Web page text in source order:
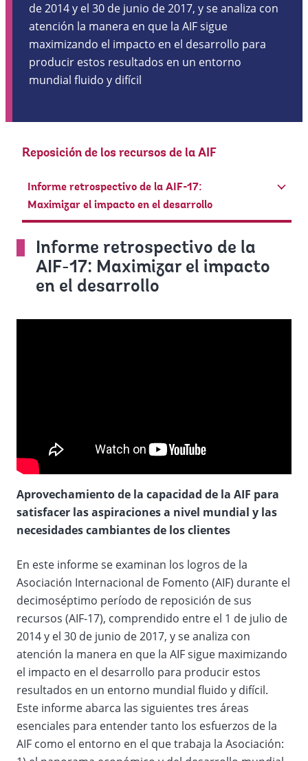
de 2014 y el 30 de junio de 2017, y se analiza con
atención la manera en que la AIF sigue
maximizando el impacto en el desarrollo para
producir estos resultados en un entorno
mundial fluido y difícil
Reposición de los recursos de la AIF
Informe retrospectivo de la AIF-17:
Maximizar el impacto en el desarrollo
Informe retrospectivo de la
AIF-17: Maximizar el impacto
en el desarrollo
Aprovechamiento de la capacidad de la AIF para
satisfacer las aspiraciones a nivel mundial y las
necesidades cambiantes de los clientes
En este informe se examinan los logros de la
Asociación Internacional de Fomento (AIF) durante el
decimoséptimo período de reposición de sus
recursos (AIF-17), comprendido entre el 1 de julio de
2014 y el 30 de junio de 2017, y se analiza con
atención la manera en que la AIF sigue maximizando
el impacto en el desarrollo para producir estos
resultados en un entorno mundial fluido y difícil.
Este informe abarca las siguientes tres áreas
esenciales para entender tanto los esfuerzos de la
AIF como el entorno en el que trabaja la Asociación: